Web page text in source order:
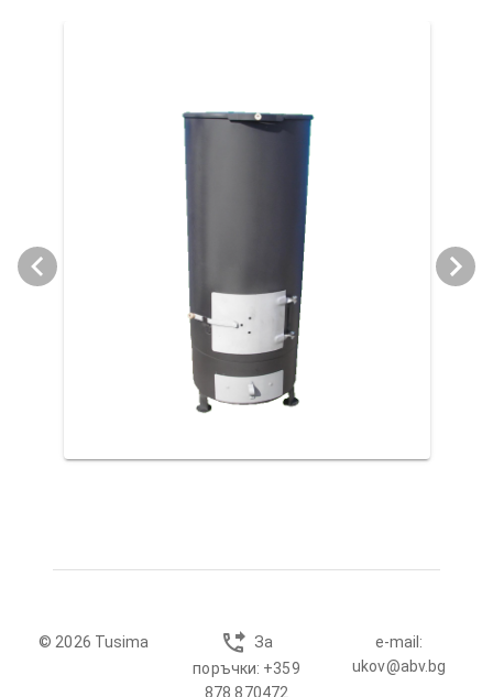
© 2026 Tusima
За
поръчки: +359
878 870472
e-mail:
ukov@abv.bg